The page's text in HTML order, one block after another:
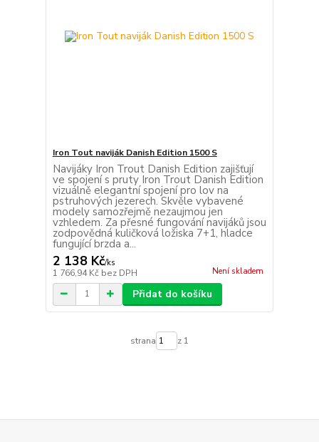
Iron Tout naviják Danish Edition 1500 S
Navijáky Iron Trout Danish Edition zajišťují
ve spojení s pruty Iron Trout Danish Edition
vizuálně elegantní spojení pro lov na
pstruhových jezerech. Skvěle vybavené
modely samozřejmě nezaujmou jen
vzhledem. Za přesné fungování navijáků jsou
zodpovědná kuličková ložiska 7+1, hladce
fungující brzda a...
2 138 Kč/ks
1 766,94 Kč bez DPH Není skladem
Přidat do košíku
strana z 1